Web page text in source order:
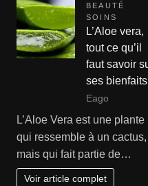
BEAUTÉ
SOINS
L’Aloe vera,
tout ce qu’il
faut savoir
ses bienfaits
Eago
L’Aloe Vera est une plante
qui ressemble à un cactus,
mais qui fait partie de…
Voir article complet